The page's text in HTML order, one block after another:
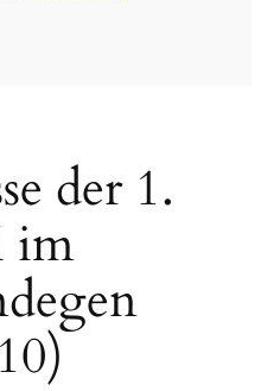
der 1.
im